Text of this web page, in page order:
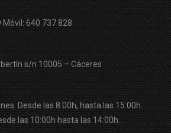
640 737 828
s/n 10005 – Cáceres
Desde las 8:00h, hasta las 15:00h.
las 10:00h hasta las 14:00h.